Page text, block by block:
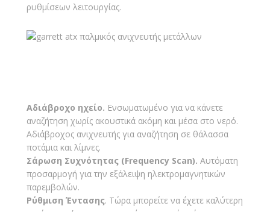
ρυθμίσεων λειτουργίας.
Αδιάβροχο ηχείο. Ενσωματωμένο για να κάνετε
αναζήτηση χωρίς ακουστικά ακόμη και μέσα στο νερό.
Αδιάβροχος ανιχνευτής για αναζήτηση σε θάλασσα
ποτάμια και λίμνες.
Σάρωση Συχνότητας (Frequency Scan). Αυτόματη
προσαρμογή για την εξάλειψη ηλεκτρομαγνητικών
παρεμβολών.
Ρύθμιση Έντασης. Τώρα μπορείτε να έχετε καλύτερη